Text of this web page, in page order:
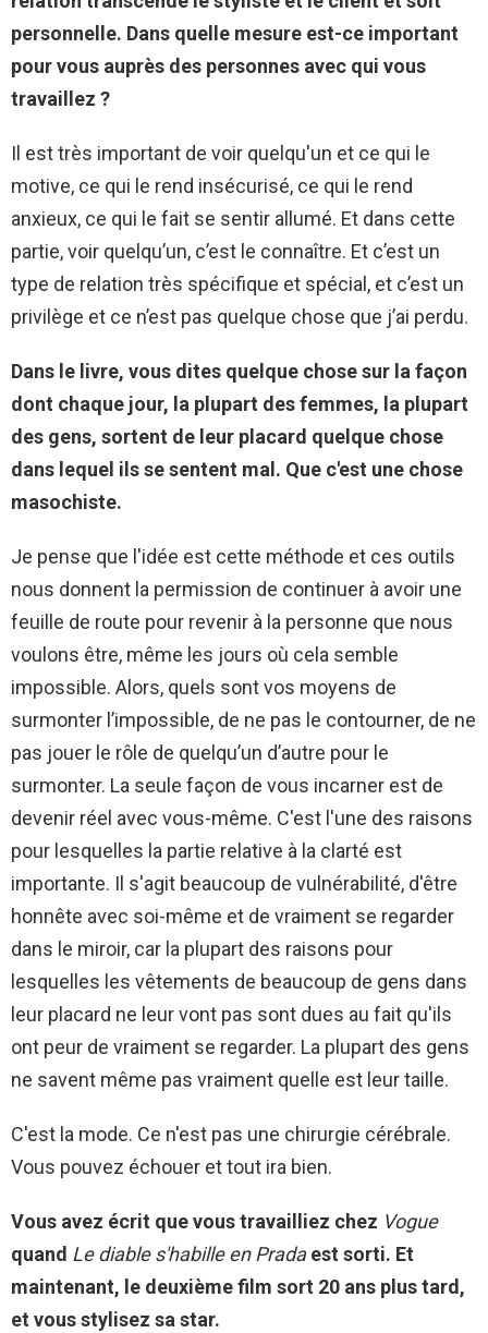
personnelle. Dans quelle mesure est-ce important
pour vous auprès des personnes avec qui vous
travaillez ?
Il est très important de voir quelqu'un et ce qui le
motive, ce qui le rend insécurisé, ce qui le rend
anxieux, ce qui le fait se sentir allumé. Et dans cette
partie, voir quelqu’un, c’est le connaître. Et c’est un
type de relation très spécifique et spécial, et c’est un
privilège et ce n’est pas quelque chose que j’ai perdu.
Dans le livre, vous dites quelque chose sur la façon
dont chaque jour, la plupart des femmes, la plupart
des gens, sortent de leur placard quelque chose
dans lequel ils se sentent mal. Que c'est une chose
masochiste.
Je pense que l'idée est cette méthode et ces outils
nous donnent la permission de continuer à avoir une
feuille de route pour revenir à la personne que nous
voulons être, même les jours où cela semble
impossible. Alors, quels sont vos moyens de
surmonter l’impossible, de ne pas le contourner, de ne
pas jouer le rôle de quelqu’un d’autre pour le
surmonter. La seule façon de vous incarner est de
devenir réel avec vous-même. C'est l'une des raisons
pour lesquelles la partie relative à la clarté est
importante. Il s'agit beaucoup de vulnérabilité, d'être
honnête avec soi-même et de vraiment se regarder
dans le miroir, car la plupart des raisons pour
lesquelles les vêtements de beaucoup de gens dans
leur placard ne leur vont pas sont dues au fait qu'ils
ont peur de vraiment se regarder. La plupart des gens
ne savent même pas vraiment quelle est leur taille.
C'est la mode. Ce n'est pas une chirurgie cérébrale.
Vous pouvez échouer et tout ira bien.
Vous avez écrit que vous travailliez chez Vogue
quand Le diable s'habille en Pradaest sorti. Et
maintenant, le deuxième film sort 20 ans plus tard,
et vous stylisez sa star.